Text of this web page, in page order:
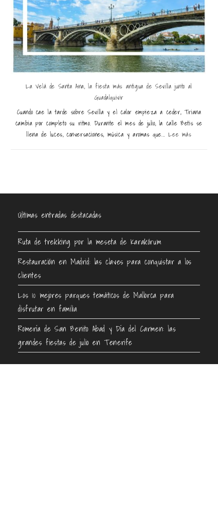
La Velá de Santa Ana, la fiesta más antigua de Sevilla junto al
Guadalquivir
Cuando cae la tarde sobre Sevilla y el calor empieza a ceder, Triana
cambia por completo su ritmo. Durante el mes de julio, la calle Betis se
llena de luces, conversaciones, música y aromas que...Lee más
Últimas entradas destacadas
Ruta de trekking por la meseta de Karakórum
Restauración en Madrid: las claves para conquistar a los
clientes
Los 10 mejores parques temáticos de Mallorca para
disfrutar en familia
Romería de San Benito Abad y Día del Carmen: las
grandes fiestas de julio en Tenerife